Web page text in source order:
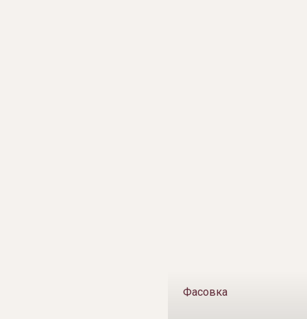
Фасовка